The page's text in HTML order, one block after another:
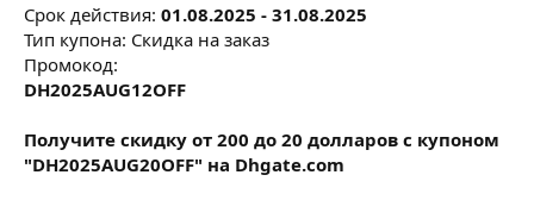
Срок действия: 01.08.2025 - 31.08.2025
Тип купона: Скидка на заказ
Промокод:
DH2025AUG12OFF
Получите скидку от 200 до 20 долларов с купоном
"DH2025AUG20OFF" на Dhgate.com